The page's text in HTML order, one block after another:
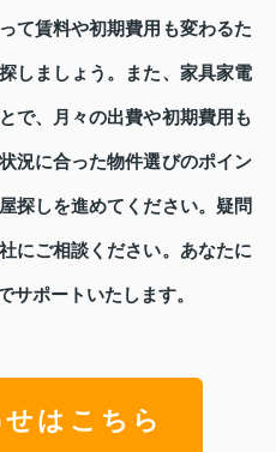
て賃料や初期費用も変わるた
しましょう。また、家具家電
で、月々の出費や初期費用も
況に合った物件選びのポイン
探しを進めてください。疑問
にご相談ください。あなたに
サポートいたします。
はこちら